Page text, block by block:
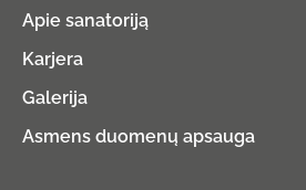
Apie sanatoriją
Karjera
Galerija
Asmens duomenų apsauga